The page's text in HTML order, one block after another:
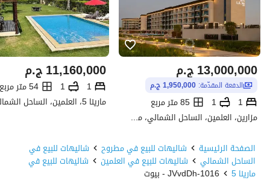
ج.م13,000,000
الدفعة المقدّمة: 1,950,000 ج.م
1
1
85 متر مربع
مزارين، العلمين، الساحل الشمالي، مطروح
ج.م11,160,000
1
1 54 متر مربع
الصفحة الرئيسية شاليهات للبيع في مطروح شاليهات للبيع في
الساحل الشمالي شاليهات للبيع في العلمين شاليهات للبيع في
مارينا 5 1016-JVvdDh - بيوت